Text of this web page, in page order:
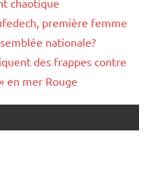
chaotique
première femme
nationale?
des frappes contre
en mer Rouge